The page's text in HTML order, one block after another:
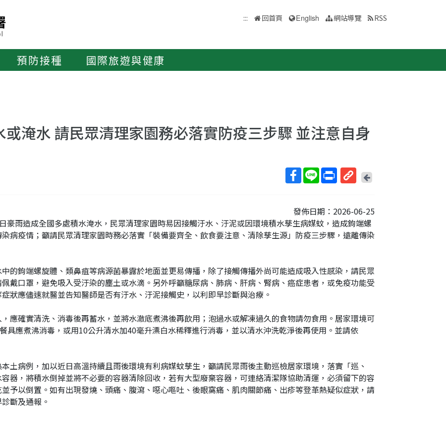
::: 回首頁 English 網站導覽 RSS
預防接種 國際旅遊與健康
淹水 請民眾清理家園務必落實防疫三步驟 並注意自身
短
網
址
回
上
頁
發佈日期：2026-06-25
豪雨造成全國多處積水淹水，民眾清理家園時易因接觸汙水、汙泥或因環境積水孳生病媒蚊，造成鉤端螺
病疫情；籲請民眾清理家園時務必落實「裝備要齊全、飲食要注意、清除孳生源」防疫三步驟，遠離傳染
的鉤端螺旋體、類鼻疽等病源菌暴露於地面並更易傳播，除了接觸傳播外尚可能造成吸入性感染，請民眾
戴口罩，避免吸入受汙染的塵土或水滴。另外呼籲糖尿病、肺病、肝病、腎病、癌症患者，或免疫功能受
狀應儘速就醫並告知醫師是否有汙水、汙泥接觸史，以利即早診斷與治療。
應確實清洗、消毒後再蓄水，並將水澈底煮沸後再飲用；泡過水或解凍過久的食物請勿食用。居家環境可
具應煮沸消毒，或用10公升清水加40毫升漂白水稀釋進行消毒，並以清水沖洗乾淨後再使用。並請依
土病例，加以近日高溫持續且雨後環境有利病媒蚊孳生，籲請民眾雨後主動巡檢居家環境，落實「巡、
器，將積水倒掉並將不必要的容器清除回收，若有大型廢棄容器，可連絡清潔隊協助清運，必須留下的容
予以倒置。如有出現發燒、頭痛、腹瀉、噁心嘔吐、後眼窩痛、肌肉關節痛、出疹等登革熱疑似症狀，請
斷及通報。